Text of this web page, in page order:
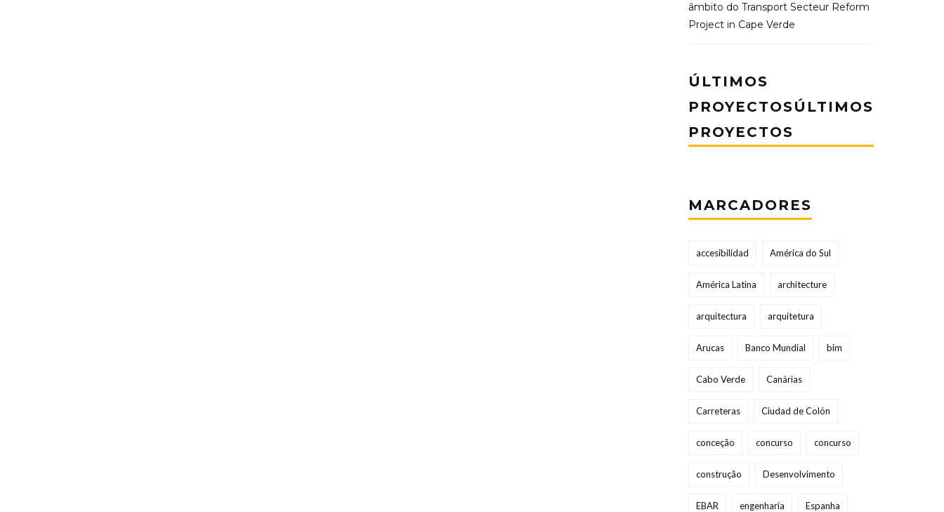
âmbito do Transport Secteur Reform
Project in Cape Verde
ÚLTIMOS
PROYECTOSÚLTIMOS
PROYECTOS
MARCADORES
accesibilidad América do Sul
América Latina architecture
arquitectura arquitetura
Arucas Banco Mundial bim
Cabo Verde Canárias
Carreteras Ciudad de Colón
conceção concurso concurso
construção Desenvolvimento
EBAR engenharia Espanha